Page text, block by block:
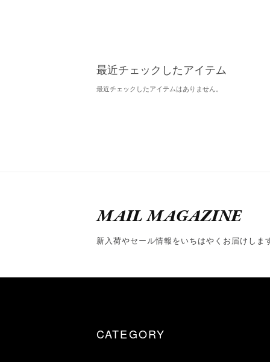
最近チェックしたアイテム
最近チェックしたアイテムはありません。
MAIL MAGAZINE
新入荷やセール情報をいちはやくお届けしま
CATEGORY